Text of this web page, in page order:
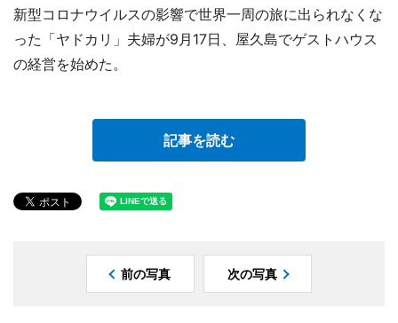
新型コロナウイルスの影響で世界一周の旅に出られなくな
った「ヤドカリ」夫婦が9月17日、屋久島でゲストハウス
の経営を始めた。
記事を読む
前の写真 次の写真